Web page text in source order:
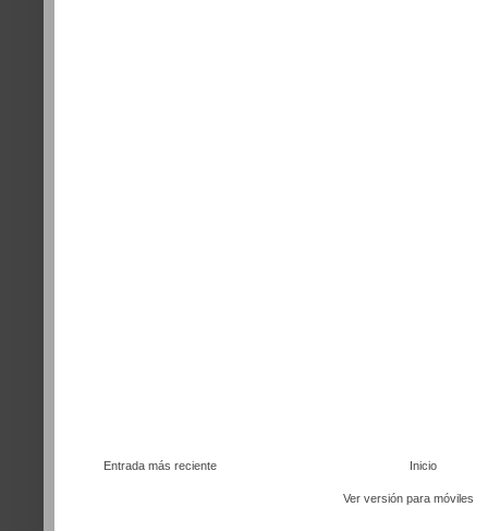
Entrada más reciente Inicio
Ver versión para móviles